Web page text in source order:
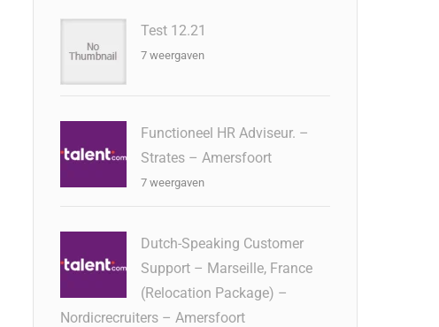
Test 12.21
7 weergaven
Functioneel HR Adviseur. –
Strates – Amersfoort
7 weergaven
Dutch-Speaking Customer
Support – Marseille, France
(Relocation Package) –
Nordicrecruiters – Amersfoort